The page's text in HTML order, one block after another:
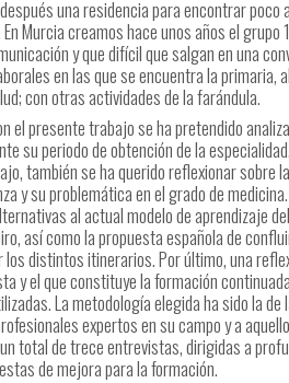
una residencia para encontrar
Murcia creamos hace unos años el
y que difícil que salgan en una
en las que se encuentra la
con otras actividades de la farándula.
el presente trabajo se ha pretendido
su periodo de obtención de la
también se ha querido reflexionar sobre
y su problemática en el grado de
al actual modelo de aprendizaje
así como la propuesta española de
los distintos itinerarios. Por último, una
y el que constituye la formación
La metodología elegida ha sido la
expertos en su campo y a
total de trece entrevistas, dirigidas a
de mejora para la formación.